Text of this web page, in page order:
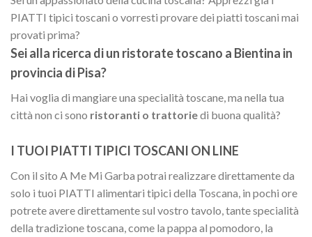
PIATTI tipici toscani o vorresti provare dei piatti toscani mai
provati prima?
Sei alla ricerca di un ristorate toscano a Bientina in
provincia diPisa?
Hai voglia di mangiare una specialità toscane, ma nella tua
città non ci sono ristoranti o trattoriedi buona qualità?
I TUOI PIATTI TIPICI TOSCANI ON LINE
Con il sito A Me Mi Garba potrai realizzare direttamente da
solo i tuoi PIATTI alimentari tipici della Toscana, in pochi ore
potrete avere direttamente sul vostro tavolo, tante specialità
della tradizione toscana, come la pappa al pomodoro, la